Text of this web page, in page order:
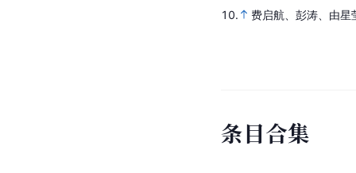
10.
费启航、彭涛、由
条目合集